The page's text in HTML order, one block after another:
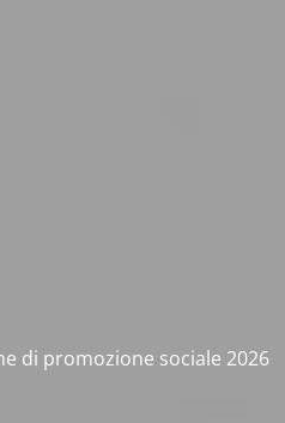
di promozione sociale 2026